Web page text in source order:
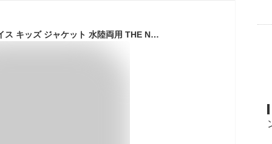
送料無料 ノースフェイス キッズ ジャケット 水陸両用 THE NORTH FACE サンシェード フルジップ アウター 120-150cm 子供服 耐塩素 紫外線・日焼け対策 アウトドアウェア ウェア キャンプ 水遊び プール 海 子ども 男の子 女の子 こども ブランド アパレル/NTJ12340